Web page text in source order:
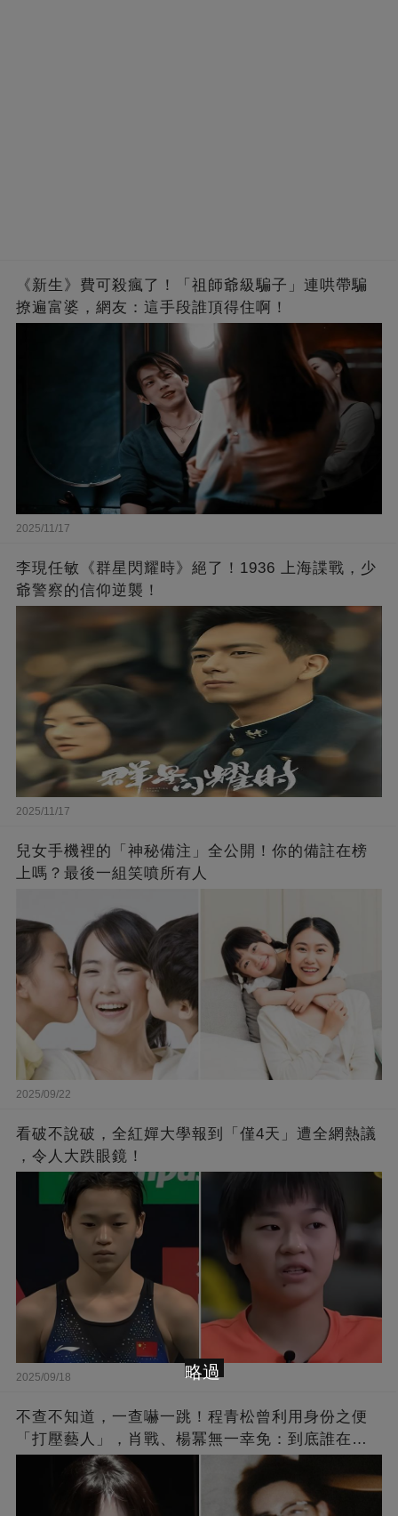
《新生》費可殺瘋了！「祖師爺級騙子」連哄帶騙
撩遍富婆，網友：這手段誰頂得住啊！
2025/11/17
李現任敏《群星閃耀時》絕了！1936 上海諜戰，少
爺警察的信仰逆襲！
2025/11/17
兒女手機裡的「神秘備注」全公開！你的備註在榜
上嗎？最後一組笑噴所有人
2025/09/22
看破不說破，全紅嬋大學報到「僅4天」遭全網熱議
，令人大跌眼鏡！
2025/09/18
不查不知道，一查嚇一跳！程青松曾利用身份之便
「打壓藝人」，肖戰、楊冪無一幸免：到底誰在給
略過